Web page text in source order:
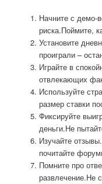
Начните с демо-
риска.Поймите,
Установите
проиграли –
Играйте в
отвлекающих
Используйте
размер ставки
Фиксируйте
деньги.Не
Изучайте
почитайте
Помните про
развлечение.Не